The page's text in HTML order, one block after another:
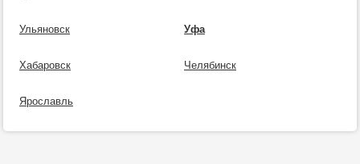
Ульяновск Уфа
Хабаровск Челябинск
Ярославль